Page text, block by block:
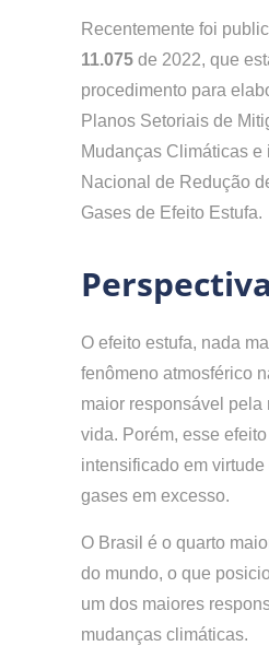
Recentemente foi
11.075 de 2022, que
procedimento para
Planos Setoriais de
Mudanças Climáticas e
Nacional de Redução
Gases de Efeito Estufa.
O efeito estufa, nada
fenômeno atmosférico
maior responsável pela
vida. Porém, esse
intensificado em
gases em excesso.
O Brasil é o quarto
do mundo, o que
um dos maiores
mudanças climáticas.